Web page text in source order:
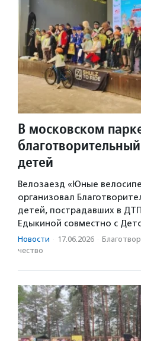
В московском
детей
Велозаезд «Юные
организовал
детей, пострадавших в
Едыкиной совместно с
Новости · 17.06.2026 ·
чест­во